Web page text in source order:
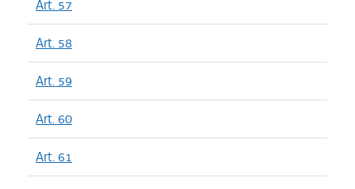
Art. 57
Art. 58
Art. 59
Art. 60
Art. 61